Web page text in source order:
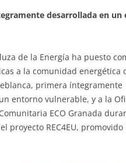
desarrollada en un
de la Energía ha puesto
a la comunidad energética
primera íntegramente
entorno vulnerable, y a la
ECO Granada
proyecto REC4EU, promovido